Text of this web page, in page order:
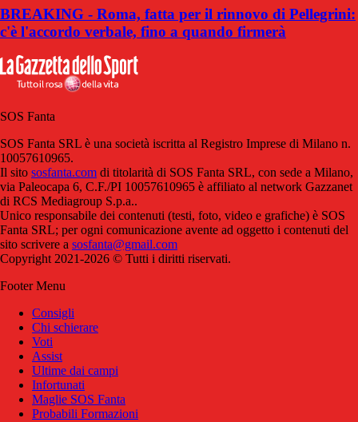
BREAKING - Roma, fatta per il rinnovo di Pellegrini:
c'è l'accordo verbale, fino a quando firmerà
SOS Fanta
SOS Fanta SRL è una società iscritta al Registro Imprese di Milano n.
10057610965.
Il sito sosfanta.com di titolarità di SOS Fanta SRL, con sede a Milano,
via Paleocapa 6, C.F./PI 10057610965 è affiliato al network Gazzanet
di RCS Mediagroup S.p.a..
Unico responsabile dei contenuti (testi, foto, video e grafiche) è SOS
Fanta SRL; per ogni comunicazione avente ad oggetto i contenuti del
sito scrivere a sosfanta@gmail.com
Copyright 2021-2026 © Tutti i diritti riservati.
Footer Menu
Consigli
Chi schierare
Voti
Assist
Ultime dai campi
Infortunati
Maglie SOS Fanta
Probabili Formazioni